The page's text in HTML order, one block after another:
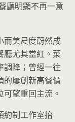
廳明顯不再一意
而美尺度蔚然成
廳尤其當紅。菜
調降；曾經一往
的屢創新高餐價
望重回主流。
約制工作室抬